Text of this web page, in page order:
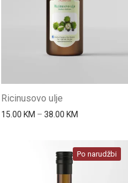
KM through 110.00 KM
Ricinusovo ulje
15.00 KM – 38.00 KM
Po narudžbi